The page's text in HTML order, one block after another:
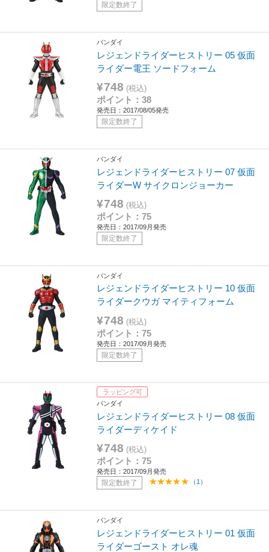
限定数終了
バンダイ
レジェンドライダーヒストリー 05 仮面
ライダー電王 ソードフォーム
¥748 (税込)
ポイント：38
発売日：2017/08/05発売
限定数終了
バンダイ
レジェンドライダーヒストリー 07 仮面
ライダーW サイクロンジョーカー
¥748 (税込)
ポイント：75
発売日：2017/09月発売
限定数終了
バンダイ
レジェンドライダーヒストリー 10 仮面
ライダークウガ マイティフォーム
¥748 (税込)
ポイント：75
発売日：2017/09月発売
限定数終了
ラッピング可
バンダイ
レジェンドライダーヒストリー 08 仮面
ライダーディケイド
¥748 (税込)
ポイント：75
発売日：2017/09月発売
限定数終了 （1）
バンダイ
レジェンドライダーヒストリー 01 仮面
ライダーゴースト オレ魂